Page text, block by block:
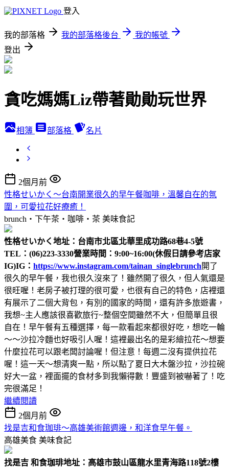
登入
我的部落格 我的部落格後台
我的帳號
登出
貪吃媽媽Liz帶著勛勛玩世界
相簿 部落格 名片
2個月前
性格せいかく～台南開業很久的早午餐咖啡，溫馨自在的氛
圍，可愛拉花好療癒！
brunch‧下午茶‧咖啡‧茶 美味食記
性格せいかく 地址：台南市北區北華里成功路68巷4-5號
TEL：(06)223-3330營業時間：9:00~16:00(休假日請參考店家
IG)IG： https://www.instagram.com/tainan_singlebrunch開了
很久的早午餐，我也很久沒來了！雖然開了很久，但人氣還是
很旺喔！老房子被打理的很可愛，也很有自己的特色，店裡還
有展示了二個大背包，有別的國家的時間，還有許多旅遊書，
我想~主人應該很喜歡旅行~整個空間雖然不大，但簡單且很
自在！早午餐有五種選擇，每一款看起來都很好吃，想吃一輪
～～沙拉冷麵也好吸引人喔！這裡最出名的是彩繪拉花～想要
什麼拉花可以跟老闆討論喔！但注意！每週二沒有提供拉花
喔！這一天～想清爽一點，所以點了夏日大木盤沙拉，沙拉碗
好大一盆，裡面擺的食材多到我懶得數！豐盛到被嚇著了！吃
完很滿足！
繼續閱讀
2個月前
找是吉和食珈琲～高雄美術館週邊，和洋食早午餐。
高雄美食 美味食記
找是吉 和食珈琲地址：高雄市鼓山區龍水里青海路118號2樓